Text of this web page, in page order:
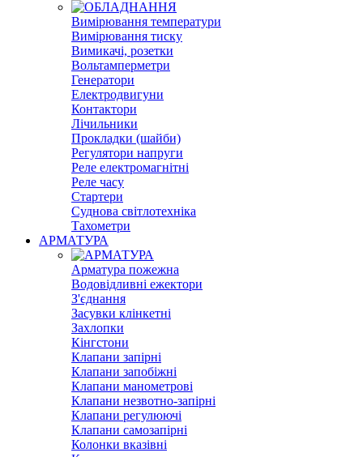
Вимірювання температури
Вимірювання тиску
Вимикачі, розетки
Вольтамперметри
Генератори
Електродвигуни
Контактори
Лічильники
Прокладки (шайби)
Регулятори напруги
Реле електромагнітні
Реле часу
Стартери
Суднова світлотехніка
Тахометри
АРМАТУРА
Арматура пожежна
Водовідливні ежектори
З'єднання
Засувки клінкетні
Захлопки
Кінгстони
Клапани запірні
Клапани запобіжні
Клапани манометрові
Клапани незвотно-запірні
Клапани регулюючі
Клапани самозапірні
Колонки вказівні